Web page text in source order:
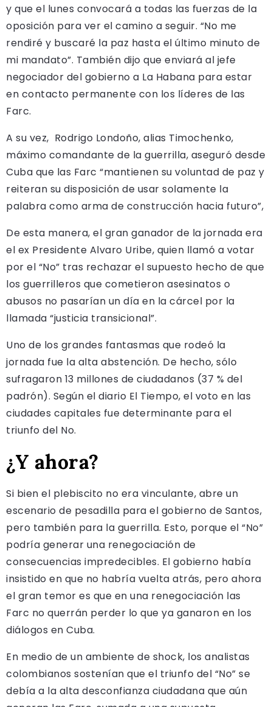
y que el lunes convocará a todas las fuerzas de la
oposición para ver el camino a seguir. “No me
rendiré y buscaré la paz hasta el último minuto de
mi mandato”. También dijo que enviará al jefe
negociador del gobierno a La Habana para estar
en contacto permanente con los líderes de las
Farc.
A su vez, Rodrigo Londoño, alias Timochenko,
máximo comandante de la guerrilla, aseguró desde
Cuba que las Farc “mantienen su voluntad de paz y
reiteran su disposición de usar solamente la
palabra como arma de construcción hacia futuro”,
De esta manera, el gran ganador de la jornada era
el ex Presidente Alvaro Uribe, quien llamó a votar
por el “No” tras rechazar el supuesto hecho de que
los guerrilleros que cometieron asesinatos o
abusos no pasarían un día en la cárcel por la
llamada “justicia transicional”.
Uno de los grandes fantasmas que rodeó la
jornada fue la alta abstención. De hecho, sólo
sufragaron 13 millones de ciudadanos (37 % del
padrón). Según el diario El Tiempo, el voto en las
ciudades capitales fue determinante para el
triunfo del No.
¿Y ahora?
Si bien el plebiscito no era vinculante, abre un
escenario de pesadilla para el gobierno de Santos,
pero también para la guerrilla. Esto, porque el “No”
podría generar una renegociación de
consecuencias impredecibles. El gobierno había
insistido en que no habría vuelta atrás, pero ahora
el gran temor es que en una renegociación las
Farc no querrán perder lo que ya ganaron en los
diálogos en Cuba.
En medio de un ambiente de shock, los analistas
colombianos sostenían que el triunfo del “No” se
debía a la alta desconfianza ciudadana que aún